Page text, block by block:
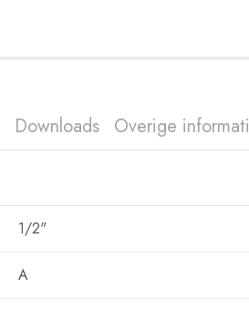
Downloads Overige
1/2"
A